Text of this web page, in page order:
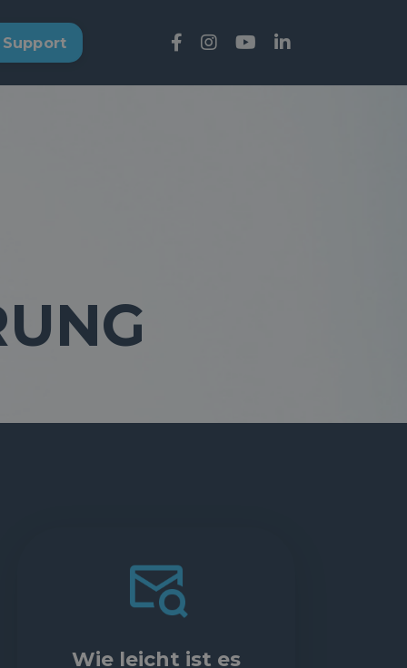
Support
Wie leicht ist es